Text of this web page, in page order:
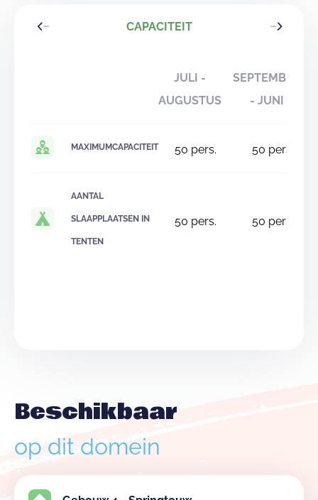
CAPACITEIT
JULI -
AUGUSTUS
SEPTEMBER
- JUNI
MAXIMUMCAPACITEIT 50 pers. 50 pers.
AANTAL
SLAAPPLAATSEN IN
TENTEN
50 pers. 50 pers.
Beschikbaar
op dit domein